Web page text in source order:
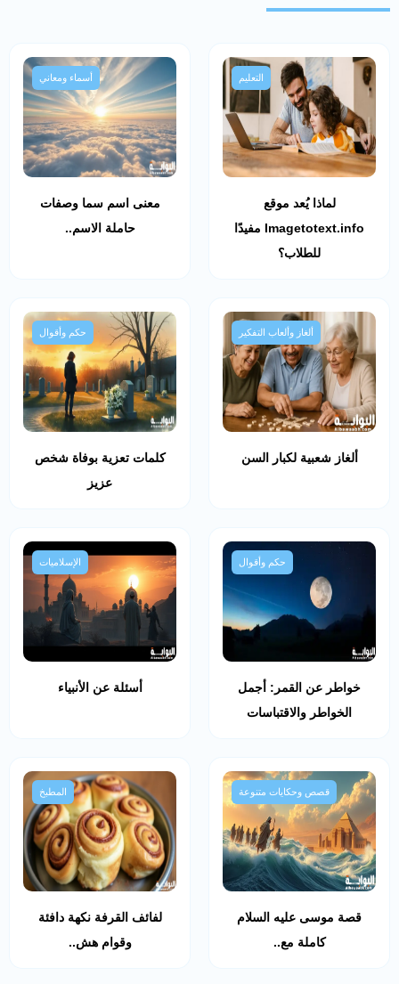
التعليم
لماذا يُعد موقع
Imagetotext.info مفيدًا
للطلاب؟
أسماء ومعاني
معنى اسم سما وصفات
حاملة الاسم..
ألغاز وألعاب التفكير
ألغاز شعبية لكبار السن
حكم وأقوال
كلمات تعزية بوفاة شخص
عزيز
حكم وأقوال
خواطر عن القمر: أجمل
الخواطر والاقتباسات
الإسلاميات
أسئلة عن الأنبياء
قصص وحكايات متنوعة
قصة موسى عليه السلام
كاملة مع..
المطبخ
لفائف القرفة نكهة دافئة
وقوام هش..